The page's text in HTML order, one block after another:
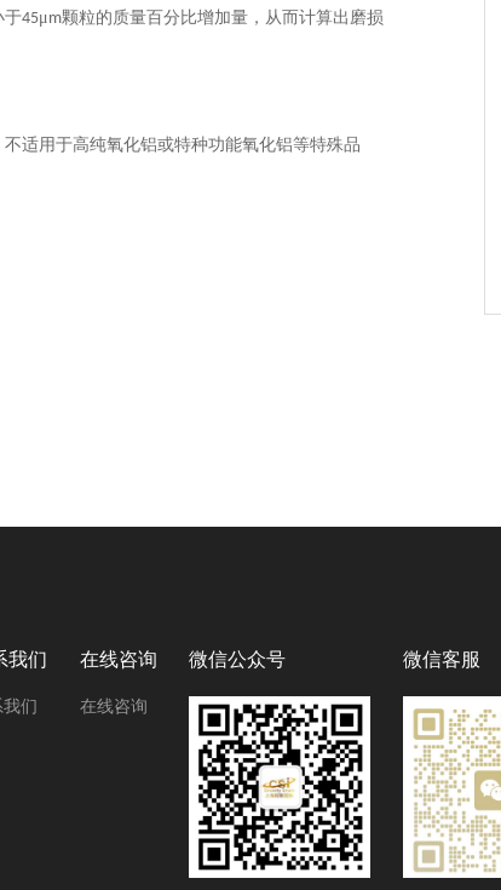
于45μm颗粒的质量百分比增加量‌，从而计算出磨损
适用于高纯氧化铝或特种功能氧化铝等特殊品
我们
们
在线咨询
在线咨询
微信公众号 微信客服